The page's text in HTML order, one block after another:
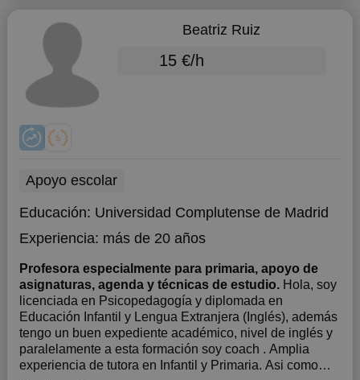
Beatriz Ruiz
15 €/h
Apoyo escolar
Educación: Universidad Complutense de Madrid
Experiencia: más de 20 años
Profesora especialmente para primaria, apoyo de
asignaturas, agenda y técnicas de estudio. Hola, soy
licenciada en Psicopedagogía y diplomada en
Educación Infantil y Lengua Extranjera (Inglés), además
tengo un buen expediente académico, nivel de inglés y
paralelamente a esta formación soy coach . Amplia
experiencia de tutora en Infantil y Primaria. Asi como